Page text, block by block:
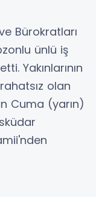
Bürokratları
ünlü iş
Yakınlarının
olan
Cuma (yarın)